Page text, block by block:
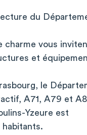
du
charme vous
et
le
A71, A79 et
Yzeure est
habitants.